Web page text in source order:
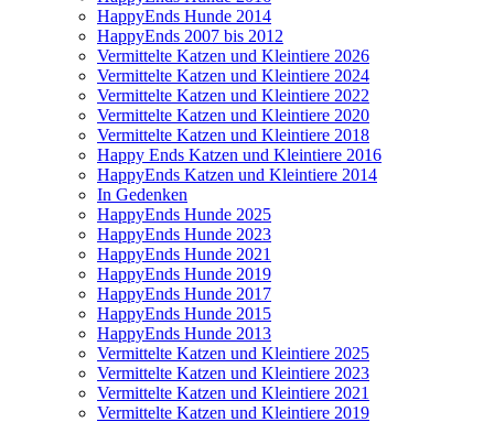
HappyEnds Hunde 2014
HappyEnds 2007 bis 2012
Vermittelte Katzen und Kleintiere 2026
Vermittelte Katzen und Kleintiere 2024
Vermittelte Katzen und Kleintiere 2022
Vermittelte Katzen und Kleintiere 2020
Vermittelte Katzen und Kleintiere 2018
Happy Ends Katzen und Kleintiere 2016
HappyEnds Katzen und Kleintiere 2014
In Gedenken
HappyEnds Hunde 2025
HappyEnds Hunde 2023
HappyEnds Hunde 2021
HappyEnds Hunde 2019
HappyEnds Hunde 2017
HappyEnds Hunde 2015
HappyEnds Hunde 2013
Vermittelte Katzen und Kleintiere 2025
Vermittelte Katzen und Kleintiere 2023
Vermittelte Katzen und Kleintiere 2021
Vermittelte Katzen und Kleintiere 2019